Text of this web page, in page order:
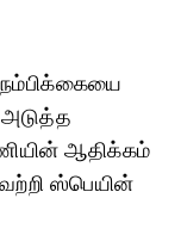
ஆதிக்கம்
ஸ்பெயின்